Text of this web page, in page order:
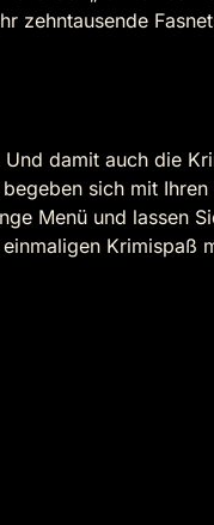
zehntausende
damit auch die
sich mit
Menü und lassen
Krimispaß